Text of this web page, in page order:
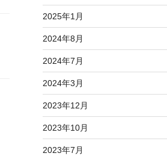
2025年1月
2024年8月
2024年7月
2024年3月
2023年12月
2023年10月
2023年7月